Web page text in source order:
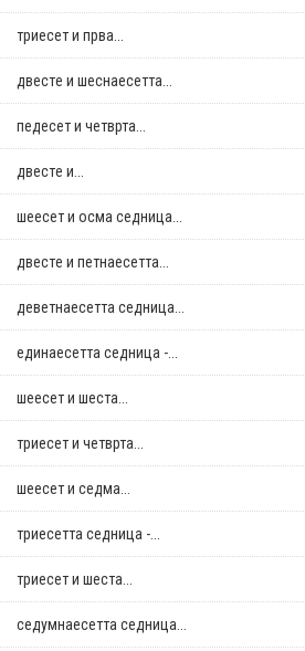
триесет и прва...
двестe и шеснаесетта...
педесет и четврта...
двестe и...
шеесет и осма седница...
двестe и петнаесетта...
деветнаесетта седница...
единаесетта седница -...
шеесет и шеста...
триесет и четврта...
шеесет и седма...
триесетта седница -...
триесет и шеста...
седумнаесетта седница...